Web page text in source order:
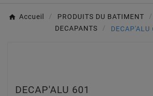
Accueil PRODUITS DU BATIMENT
DECAPANTS
DECAP'ALU
DECAP'ALU 601